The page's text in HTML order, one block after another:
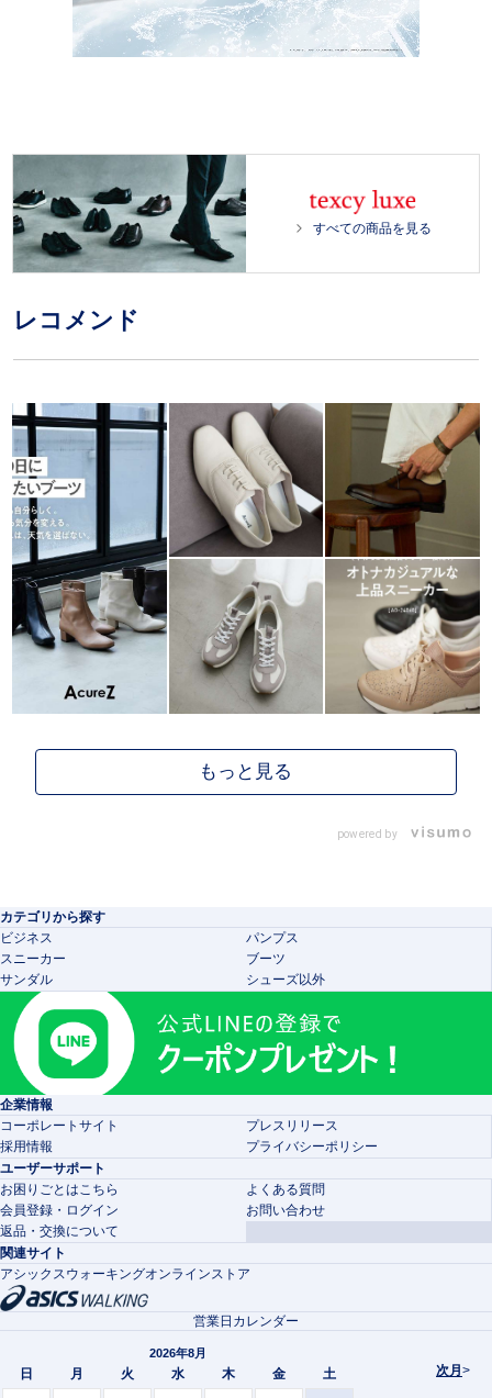
/
L
o
a
.
0
0
すべての商品を見る
レコメンド
powered by
カテゴリから探す
ビジネス
パンプス
スニーカー
ブーツ
サンダル
シューズ以外
企業情報
コーポレートサイト
プレスリリース
採用情報
プライバシーポリシー
ユーザーサポート
お困りごとはこちら
よくある質問
会員登録・ログイン
お問い合わせ
返品・交換について
関連サイト
アシックスウォーキングオンラインストア
次月 >
営業日カレンダー
2026年8月
日 月 火 水 木 金 土